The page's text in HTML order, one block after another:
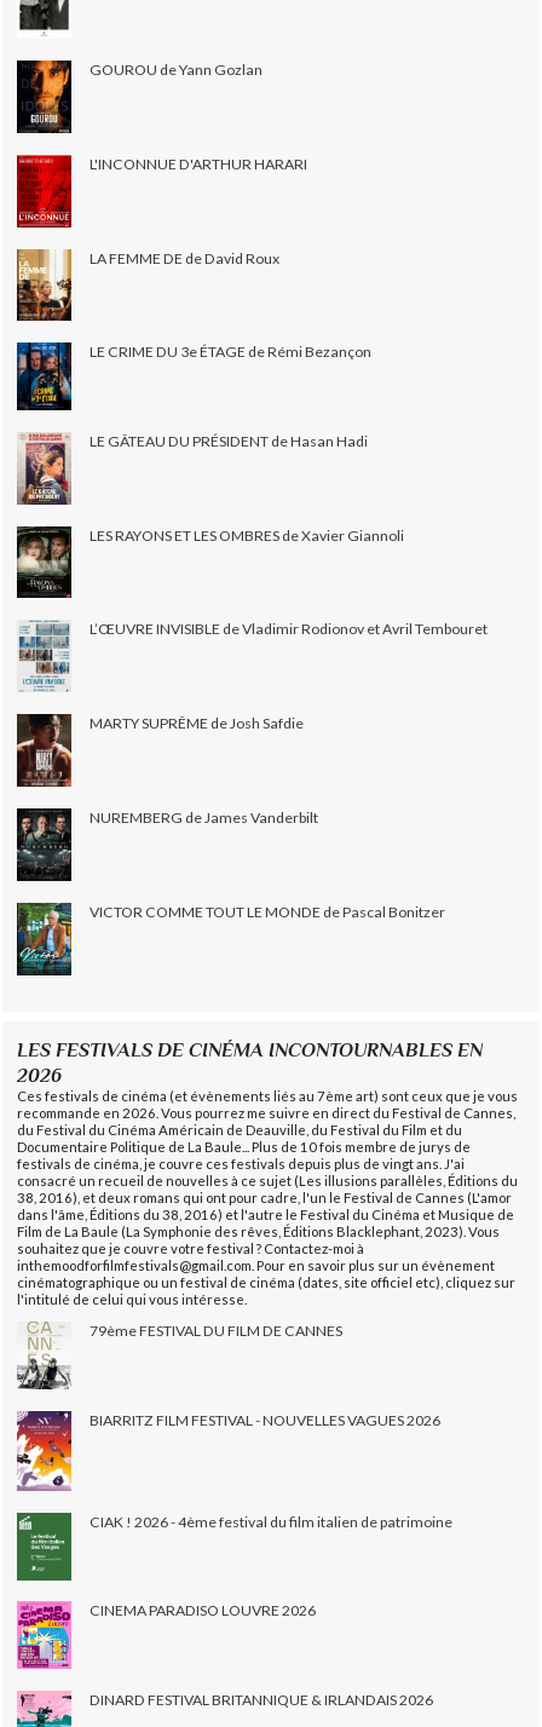
GOUROU de Yann Gozlan
L'INCONNUE D'ARTHUR HARARI
LA FEMME DE de David Roux
LE CRIME DU 3e ÉTAGE de Rémi Bezançon
LE GÂTEAU DU PRÉSIDENT de Hasan Hadi
LES RAYONS ET LES OMBRES de Xavier Giannoli
L’ŒUVRE INVISIBLE de Vladimir Rodionov et Avril Tembouret
MARTY SUPRÊME de Josh Safdie
NUREMBERG de James Vanderbilt
VICTOR COMME TOUT LE MONDE de Pascal Bonitzer
LES FESTIVALS DE CINÉMA INCONTOURNABLES EN
2026
Ces festivals de cinéma (et évènements liés au 7ème art) sont ceux que je vous
recommande en 2026. Vous pourrez me suivre en direct du Festival de Cannes,
du Festival du Cinéma Américain de Deauville, du Festival du Film et du
Documentaire Politique de La Baule... Plus de 10 fois membre de jurys de
festivals de cinéma, je couvre ces festivals depuis plus de vingt ans. J'ai
consacré un recueil de nouvelles à ce sujet (Les illusions parallèles, Éditions du
38, 2016), et deux romans qui ont pour cadre, l'un le Festival de Cannes (L'amor
dans l'âme, Éditions du 38, 2016) et l'autre le Festival du Cinéma et Musique de
Film de La Baule (La Symphonie des rêves, Éditions Blacklephant, 2023). Vous
souhaitez que je couvre votre festival ? Contactez-moi à
inthemoodforfilmfestivals@gmail.com. Pour en savoir plus sur un évènement
cinématographique ou un festival de cinéma (dates, site officiel etc), cliquez sur
l'intitulé de celui qui vous intéresse.
79ème FESTIVAL DU FILM DE CANNES
BIARRITZ FILM FESTIVAL - NOUVELLES VAGUES 2026
CIAK ! 2026 - 4ème festival du film italien de patrimoine
CINEMA PARADISO LOUVRE 2026
DINARD FESTIVAL BRITANNIQUE & IRLANDAIS 2026